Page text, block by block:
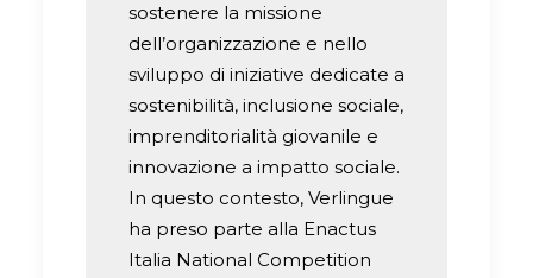
sostenere la missione
dell’organizzazione e nello
sviluppo di iniziative dedicate a
sostenibilità, inclusione sociale,
imprenditorialità giovanile e
innovazione a impatto sociale.
In questo contesto, Verlingue
ha preso parte alla Enactus
Italia National Competition